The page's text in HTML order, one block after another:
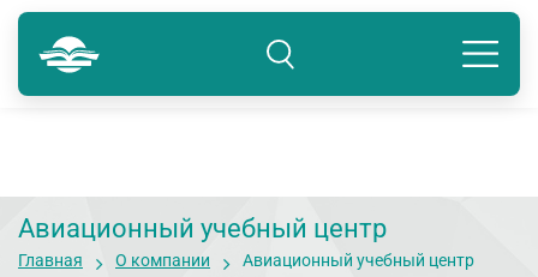
Краснодар
Подразделение: Краснодар
8 800 234-80-99
Авиационный учебный центр
Главная О компании Авиационный учебный центр